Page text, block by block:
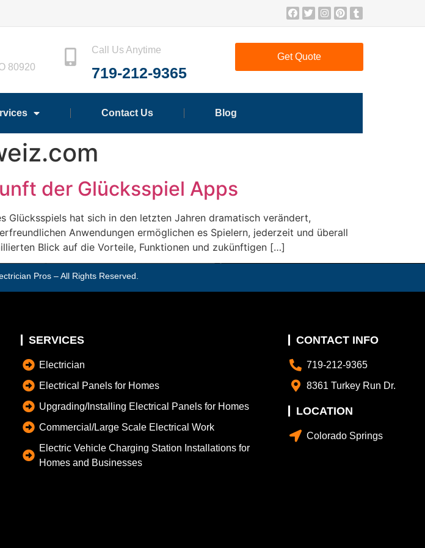
80920
Call Us Anytime
719-212-9365
Get Quote
Contact Us Blog
der Glücksspiel Apps
Glücksspiels hat sich in den letzten Jahren dramatisch verändert,
Anwendungen ermöglichen es Spielern, jederzeit und überall
Blick auf die Vorteile, Funktionen und zukünftigen […]
Pros– All Rights Reserved.
SERVICES
Electrician
Electrical Panels for Homes
Upgrading/Installing Electrical Panels for Homes
Commercial/Large Scale Electrical Work
Electric Vehicle Charging Station Installations for
Homes and Businesses
CONTACT INFO
719-212-9365
8361 Turkey Run Dr.
LOCATION
Colorado Springs